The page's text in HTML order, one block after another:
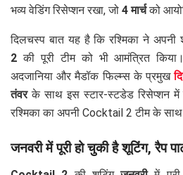
भव्य वेडिंग रिसेप्शन रखा, जो 4 मार्चको
दिलचस्प बात यह है कि रश्मिका ने अपनी
2 की पूरी टीम को भी आमंत्रित
अदजानिया और मैडॉक फिल्म्स के प्रमुख
तंवरके साथ इस स्टार-स्टडेड रिसेप्शन
रश्मिका का अपनी Cocktail 2 टीम के साथ
जनवरी में पूरी हो चुकी है शूटिंग, रैप